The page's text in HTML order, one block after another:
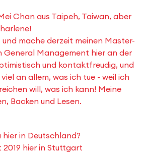
Chan aus Taipeh, Taiwan, aber
mache derzeit meinen Master-
General Management hier an der
und kontaktfreudig, und
an allem, was ich tue - weil ich
will, was ich kann! Meine
Backen und Lesen.
hier in Deutschland?
2019 hier in Stuttgart